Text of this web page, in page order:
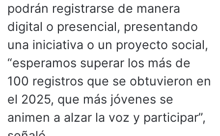
podrán registrarse de manera
digital o presencial, presentando
una iniciativa o un proyecto social,
“esperamos superar los más de
100 registros que se obtuvieron en
el 2025, que más jóvenes se
animen a alzar la voz y participar”,